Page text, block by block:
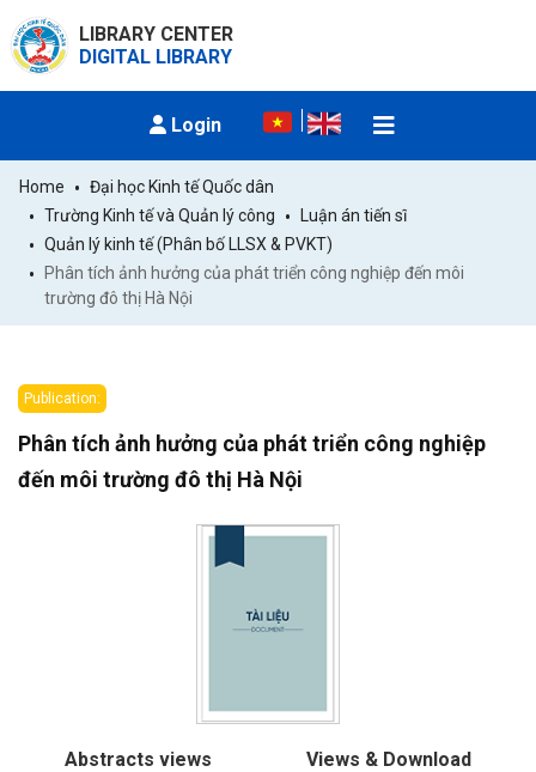
LIBRARY CENTER
DIGITAL LIBRARY
Login
Home
Đại học Kinh tế Quốc dân
Trường Kinh tế và Quản lý công
Luận án tiến sĩ
Quản lý kinh tế (Phân bố LLSX & PVKT)
Phân tích ảnh hưởng của phát triển công nghiệp đến môi
trường đô thị Hà Nội
Publication:
Phân tích ảnh hưởng của phát triển công nghiệp
đến môi trường đô thị Hà Nội
Abstracts views
Views & Download